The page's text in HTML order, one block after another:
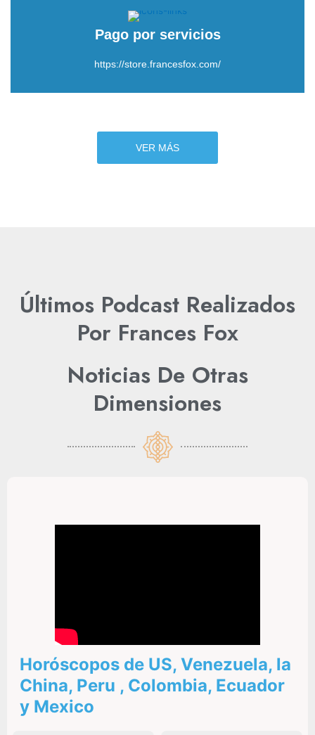
Pago por servicios
https://store.francesfox.com/
VER MÁS
Últimos Podcast Realizados
Por Frances Fox
Noticias De Otras
Dimensiones
Horóscopos de US, Venezuela, la
China, Peru , Colombia, Ecuador
y Mexico